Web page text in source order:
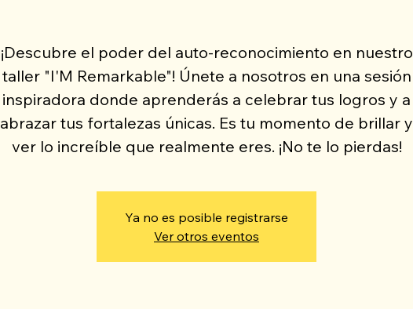
¡Descubre el poder del auto-reconocimiento en nuestro
taller "I'M Remarkable"! Únete a nosotros en una sesión
inspiradora donde aprenderás a celebrar tus logros y a
abrazar tus fortalezas únicas. Es tu momento de brillar y
ver lo increíble que realmente eres. ¡No te lo pierdas!
Ya no es posible registrarse
Ver otros eventos